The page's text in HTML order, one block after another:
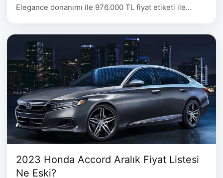
Elegance donanımı ile 976.000 TL fiyat etiketi ile
Benzinli Motor Elegance 976.000 1.5L DOHC i-VTEC
Benzinli Motor Executive 1.004.000
2023 Honda Accord Aralık Fiyat Listesi
Ne Eski?